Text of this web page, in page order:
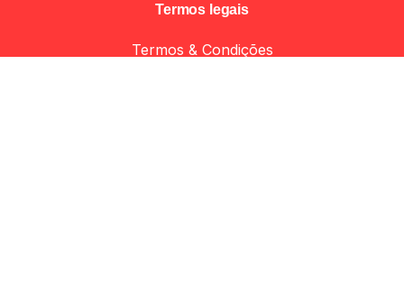
Termos legais
Termos & Condições